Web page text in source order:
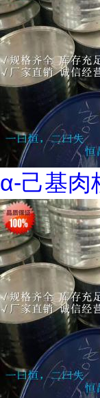
α-己基肉